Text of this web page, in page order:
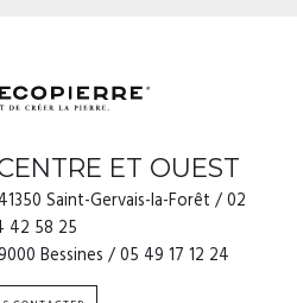
ET OUEST
Saint-Gervais-la-Forêt / 02
42 58 25
Bessines / 05 49 17 12 24